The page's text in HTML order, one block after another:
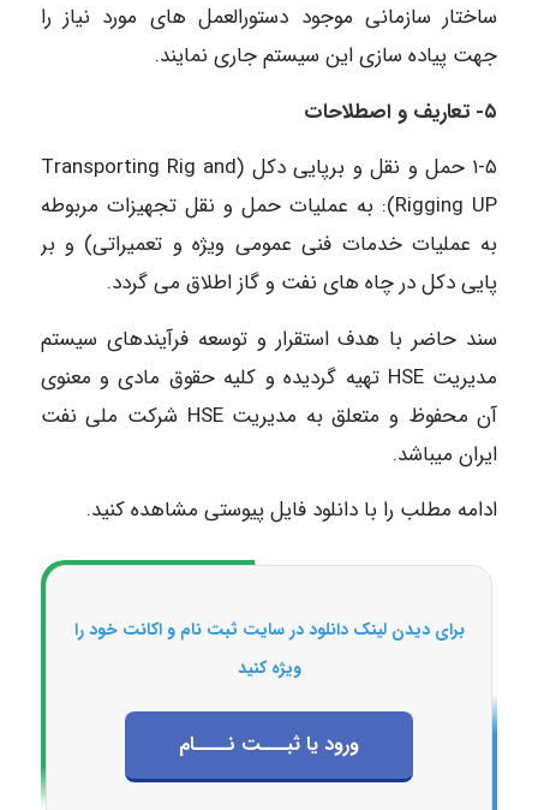
ساختار سازمانی موجود دستورالعمل های مورد نیاز را
جهت پیاده سازی این سیستم جاری نمایند.
۵- تعاریف و اصطلاحات
۱-۵ حمل و نقل و برپایی دکل (Transporting Rig and
Rigging UP): به عملیات حمل و نقل تجهیزات مربوطه
به عملیات خدمات فنی عمومی ویژه و تعمیراتی) و بر
پایی دکل در چاه های نفت و گاز اطلاق می گردد.
سند حاضر با هدف استقرار و توسعه فرآیندهای سیستم
مدیریت HSE تهیه گردیده و کلیه حقوق مادی و معنوی
آن محفوظ و متعلق به مدیریت HSE شرکت ملی نفت
ایران میباشد.
ادامه مطلب را با دانلود فایل پیوستی مشاهده کنید.
برای دیدن لینک دانلود در سایت ثبت نام و اکانت خود را
ویژه کنید
ورود یا ثبـــت نــــام